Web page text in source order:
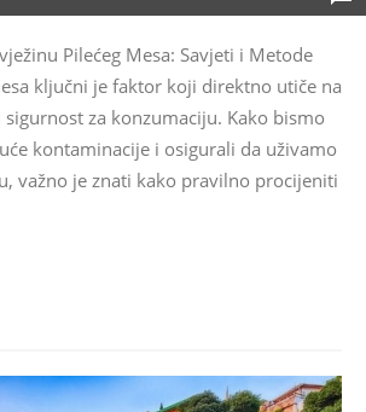
Pilećeg Mesa: Savjeti i Metode
ključni je faktor koji direktno utiče na
za konzumaciju. Kako bismo
kontaminacije i osigurali da uživamo
važno je znati kako pravilno procijeniti